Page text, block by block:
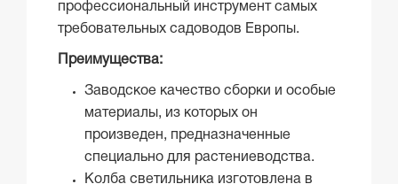
профессиональный инструмент самых
требовательных садоводов Европы.
Преимущества:
Заводское качество сборки и особые
материалы, из которых он
произведен, предназначенные
специально для растениеводства.
Колба светильника изготовлена в